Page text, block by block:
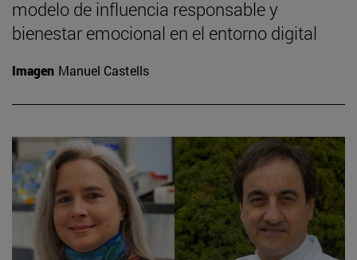
modelo de influencia responsable y
bienestar emocional en el entorno digital
Imagen Manuel Castells